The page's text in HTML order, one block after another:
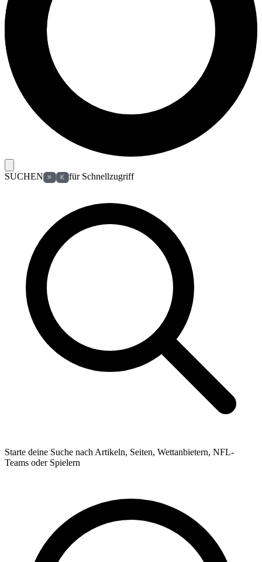
Football Lexikon
SUCHEN ⌘ K für Schnellzugriff
Starte deine Suche nach Artikeln, Seiten, Wettanbietern, NFL-
Teams oder Spielern